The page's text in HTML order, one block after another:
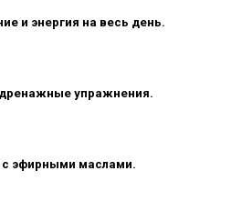
и энергия на весь день.
упражнения.
эфирными маслами.